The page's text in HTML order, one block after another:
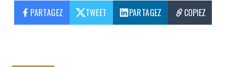
PARTAGEZ TWEET PARTAGEZ COPIEZ